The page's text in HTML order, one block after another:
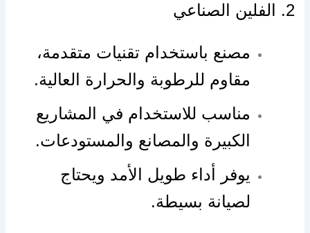
2. الفلين الصناعي
مصنع باستخدام تقنيات متقدمة،
مقاوم للرطوبة والحرارة العالية.
مناسب للاستخدام في المشاريع
الكبيرة والمصانع والمستودعات.
يوفر أداء طويل الأمد ويحتاج
لصيانة بسيطة.